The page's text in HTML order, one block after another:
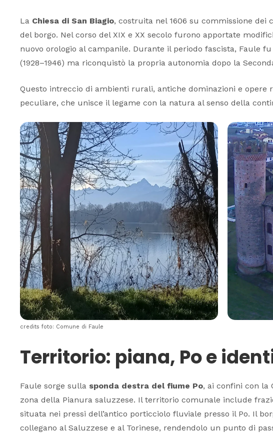
La Chiesa di San Biagio, costruita nel 1606 su commissione dei
del borgo. Nel corso del XIX e XX secolo furono apportate
nuovo orologio al campanile. Durante il periodo fascista, Faule
(1928–1946) ma riconquistò la propria autonomia dopo la
Questo intreccio di ambienti rurali, antiche dominazioni e opere
peculiare, che unisce il legame con la natura al senso della
credits foto: Comune di Faule
Territorio: piana, Po e
Faule sorge sulla sponda destra del fiume Po, ai confini con la
zona della Pianura saluzzese. Il territorio comunale include
situata nei pressi dell’antico porticciolo fluviale presso il Po. Il
collegano al Saluzzese e al Torinese, rendendolo un punto di